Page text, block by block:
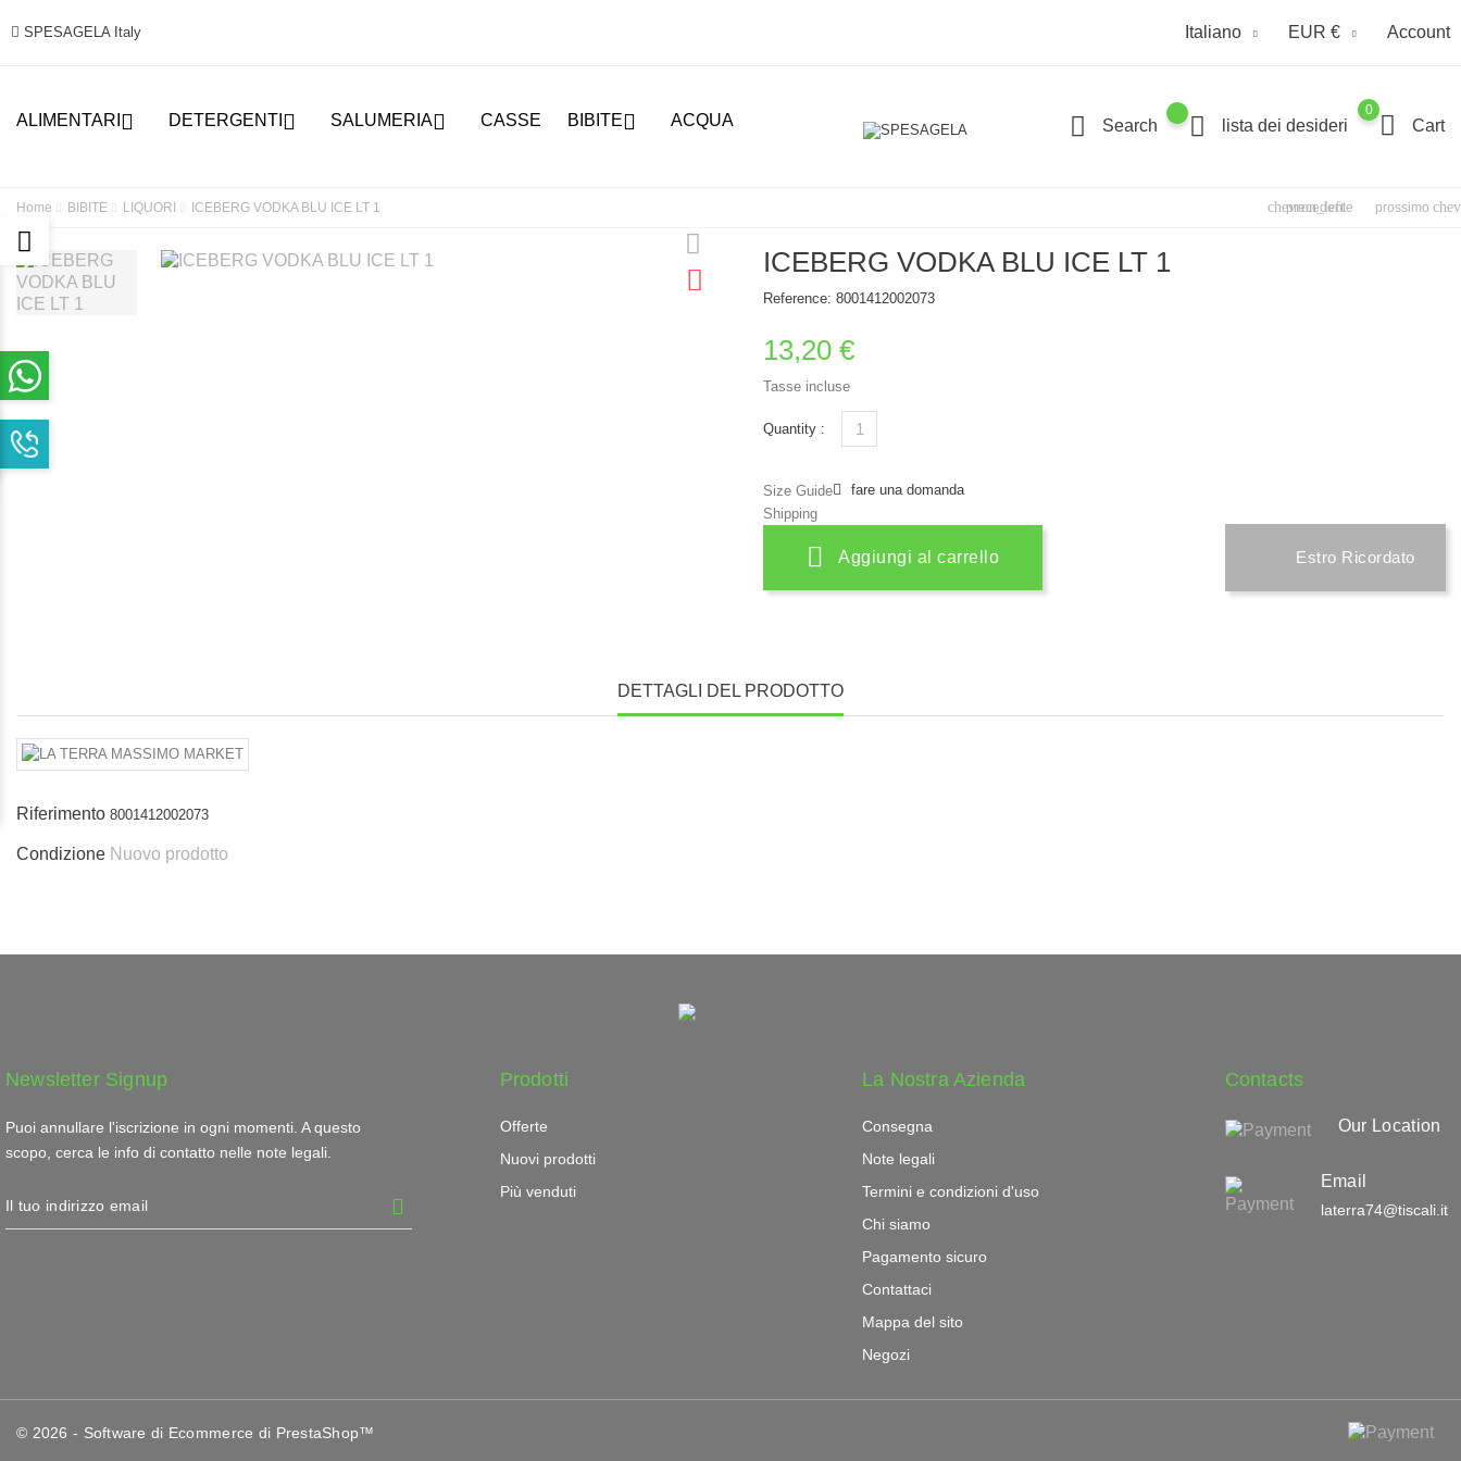
SPESAGELA Italy Italiano EUR € Account
ALIMENTARI  DETERGENTI  SALUMERIA CASSE BIBITE ACQUA Search lista dei desideri
0
Cart
Home BIBITE LIQUORI ICEBERG VODKA BLU ICE LT 1 chevron_left
precedente prossimo
ICEBERG VODKA BLU ICE LT 1
Reference: 8001412002073
13,20 €
Tasse incluse
Quantity :
Size Guide
Shipping
fare una domanda
Aggiungi al carrello Estro Ricordato
DETTAGLI DEL PRODOTTO
Riferimento 8001412002073
Condizione Nuovo prodotto
Newsletter Signup
Puoi annullare l'iscrizione in ogni momenti. A questo
scopo, cerca le info di contatto nelle note legali.
Prodotti
Offerte
Nuovi prodotti
Più venduti
La Nostra Azienda
Consegna
Note legali
Termini e condizioni d'uso
Chi siamo
Pagamento sicuro
Contattaci
Mappa del sito
Negozi
Contacts
Our Location
Email
laterra74@tiscali.it
© 2026 - Software di Ecommerce di PrestaShop™